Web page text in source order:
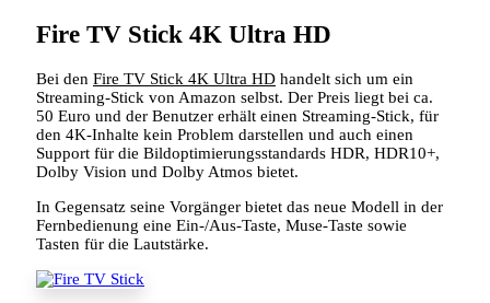
Fire TV Stick 4K Ultra HD
Bei den Fire TV Stick 4K Ultra HD handelt sich um ein
Streaming-Stick von Amazon selbst. Der Preis liegt bei ca.
50 Euro und der Benutzer erhält einen Streaming-Stick, für
den 4K-Inhalte kein Problem darstellen und auch einen
Support für die Bildoptimierungsstandards HDR, HDR10+,
Dolby Vision und Dolby Atmos bietet.
In Gegensatz seine Vorgänger bietet das neue Modell in der
Fernbedienung eine Ein-/Aus-Taste, Muse-Taste sowie
Tasten für die Lautstärke.